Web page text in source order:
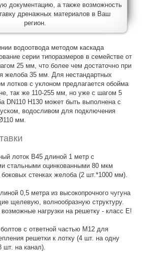
документацию, а также возможность
дренажных материалов в Ваш
регион.
водоотвода методом каскада
серии типоразмеров в семействе от
25 мм, что более чем достаточно при
желоба 35 мм. Для нестандартных
лотков с уклоном предлагается обойма
так же 110-255 мм, но уже с шагом 5
DN110 H130 может быть выполнена с
водосливом для подключения
мм.
лоток B45 длиной 1 метр с
стальными оцинкованными 80 мкм
стенках желоба (2 шт.*1000 мм).
0,5 метра из высокопрочного чугуна
щелевую, волнообразную структуру.
нагрузки на решетку - класс E!
с ответной частью М12 для
решетки к лотку (4 шт. на одну
шт. на канал).